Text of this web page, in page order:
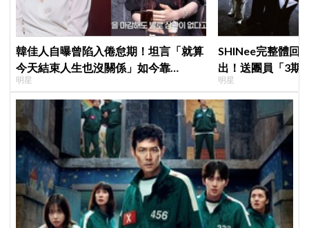
韓佳人自曝曾陷入倦怠期！坦言「就算
今天結束人生也沒關係」如今靠
YouTube重拾生活樂趣
明星
SHINee完整體回
出！送團員「3期
物，不忘留一份
明星